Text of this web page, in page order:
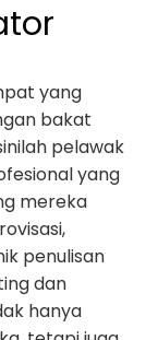
yang
bakat
pelawak
yang
mereka
penulisan
dan
hanya